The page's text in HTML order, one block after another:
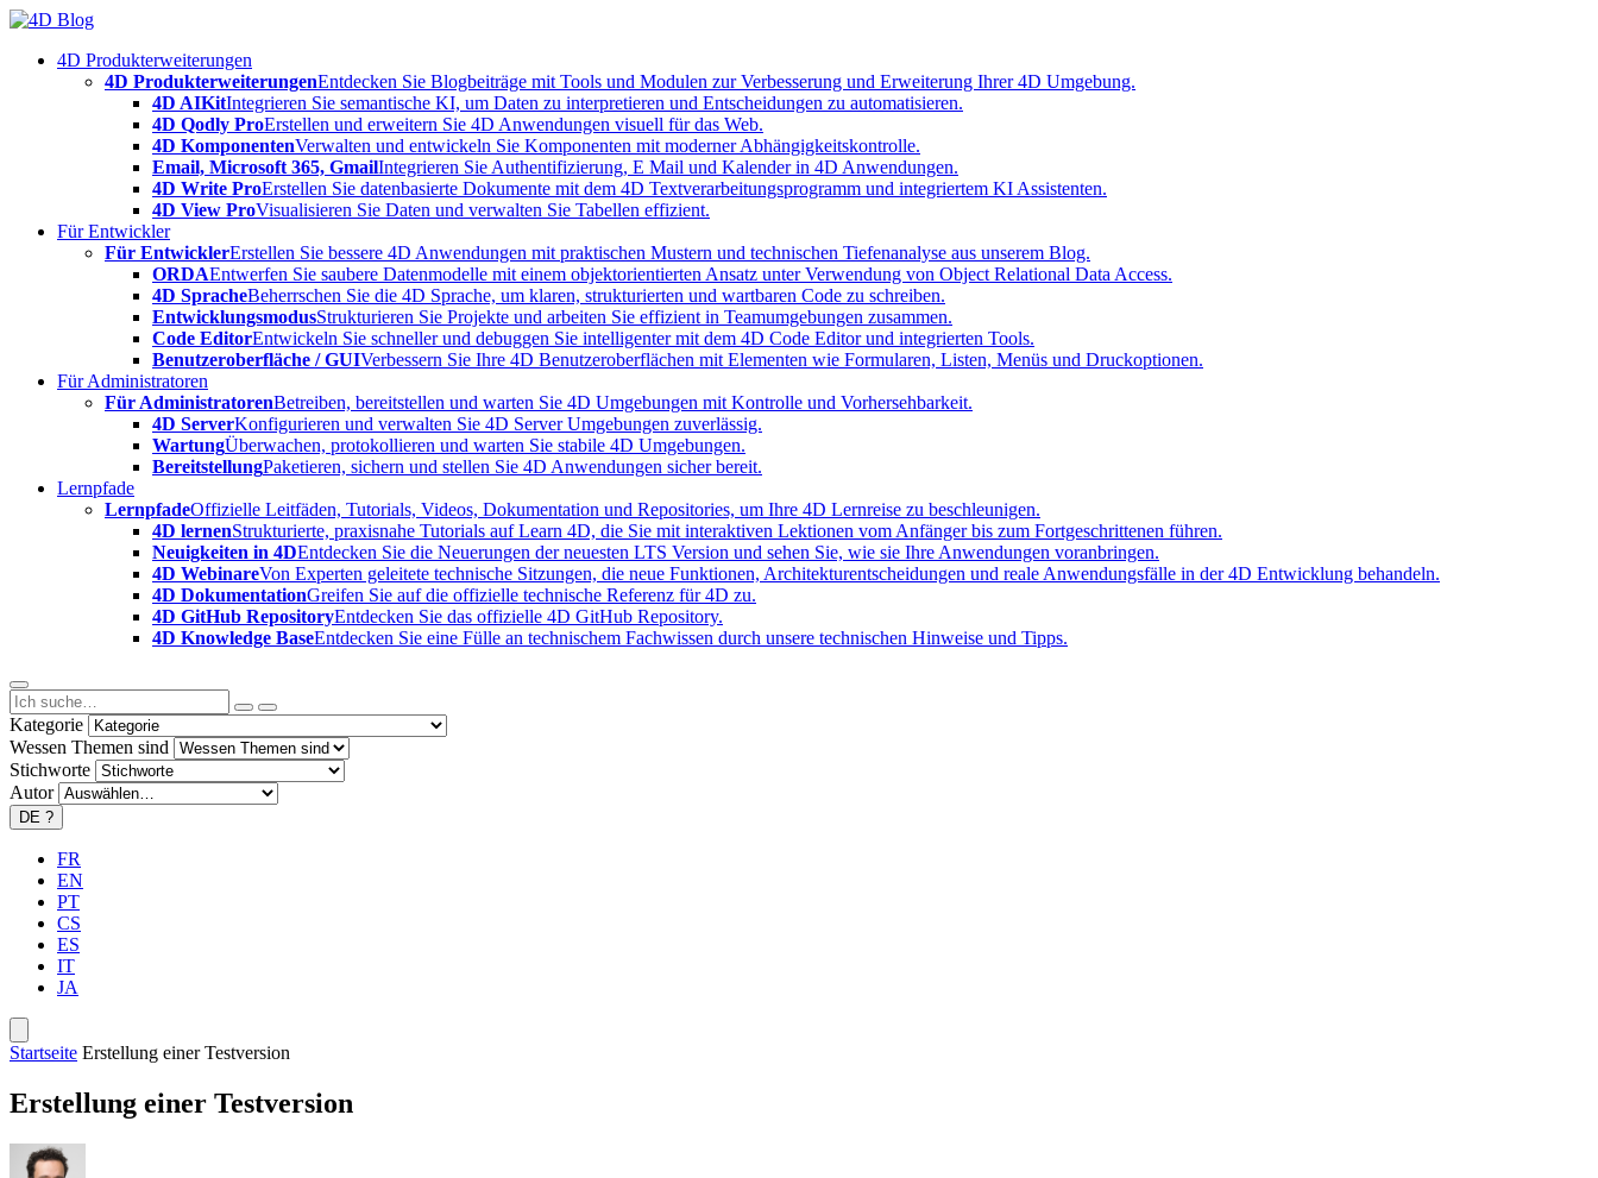
Skip
content4D Produkterweiterungen
4D ProdukterweiterungenEntdecken Sie Blogbeiträge mit Tools und Modulen zur Verbesserung und Erweiterung Ihrer 4D Umgebung.
4D AIKitIntegrieren Sie semantische KI, um Daten zu interpretieren und Entscheidungen zu automatisieren.
4D Qodly ProErstellen und erweitern Sie 4D Anwendungen visuell für das Web.
4D KomponentenVerwalten und entwickeln Sie Komponenten mit moderner Abhängigkeitskontrolle.
Email, Microsoft 365, GmailIntegrieren Sie Authentifizierung, E Mail und Kalender in 4D Anwendungen.
4D Write ProErstellen Sie datenbasierte Dokumente mit dem 4D Textverarbeitungsprogramm und integriertem KI Assistenten.
4D View ProVisualisieren Sie Daten und verwalten Sie Tabellen effizient.
Für Entwickler
Für EntwicklerErstellen Sie bessere 4D Anwendungen mit praktischen Mustern und technischen Tiefenanalyse aus unserem Blog.
ORDAEntwerfen Sie saubere Datenmodelle mit einem objektorientierten Ansatz unter Verwendung von Object Relational Data Access.
4D SpracheBeherrschen Sie die 4D Sprache, um klaren, strukturierten und wartbaren Code zu schreiben.
EntwicklungsmodusStrukturieren Sie Projekte und arbeiten Sie effizient in Teamumgebungen zusammen.
Code EditorEntwickeln Sie schneller und debuggen Sie intelligenter mit dem 4D Code Editor und integrierten Tools.
Benutzeroberfläche / GUIVerbessern Sie Ihre 4D Benutzeroberflächen mit Elementen wie Formularen, Listen, Menüs und Druckoptionen.
Für Administratoren
Für AdministratorenBetreiben, bereitstellen und warten Sie 4D Umgebungen mit Kontrolle und Vorhersehbarkeit.
4D ServerKonfigurieren und verwalten Sie 4D Server Umgebungen zuverlässig.
WartungÜberwachen, protokollieren und warten Sie stabile 4D Umgebungen.
BereitstellungPaketieren, sichern und stellen Sie 4D Anwendungen sicher bereit.
Lernpfade
LernpfadeOffizielle Leitfäden, Tutorials, Videos, Dokumentation und Repositories, um Ihre 4D Lernreise zu beschleunigen.
4D lernenStrukturierte, praxisnahe Tutorials auf Learn 4D, die Sie mit interaktiven Lektionen vom Anfänger bis zum Fortgeschrittenen führen.
Neuigkeiten in 4DEntdecken Sie die Neuerungen der neuesten LTS Version und sehen Sie, wie sie Ihre Anwendungen voranbringen.
4D WebinareVon Experten geleitete technische Sitzungen, die neue Funktionen, Architekturentscheidungen und reale Anwendungsfälle in der 4D Entwicklung behandeln.
4D DokumentationGreifen Sie auf die offizielle technische Referenz für 4D zu.
4D GitHub RepositoryEntdecken Sie das offizielle 4D GitHub Repository.
4D Knowledge BaseEntdecken Sie eine Fülle an technischem Fachwissen durch unsere technischen Hinweise und Tipps.
Kategorie
Wessen Themen sind
Stichworte
Autor
DE ?
FR
EN
PT
CS
ES
IT
JA
Startseite Erstellung einer Testversion
Erstellung einer Testversion